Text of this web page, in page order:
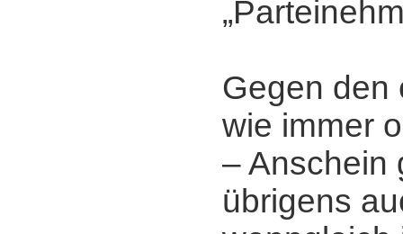
Gegen den
wie immer
‒ Anschein
übrigens